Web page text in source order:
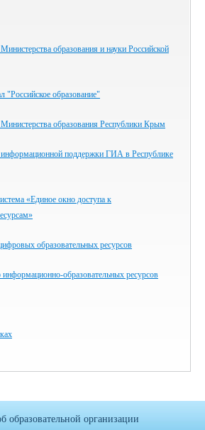
образования и науки Российской
"Российское образование"
образования Республики Крым
поддержки ГИА в Республике
«Единое окно доступа к
образовательных ресурсов
образовательных ресурсов
образовательной организации